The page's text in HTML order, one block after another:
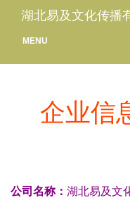
湖北易及文化传播
MENU
企业信
公司名称： 湖北易及文